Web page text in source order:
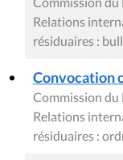
Relations
résiduaires :
Convocation
Commission du
Relations
résiduaires :